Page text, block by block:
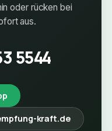
oder rücken bei
aus.
5544
kraft.de